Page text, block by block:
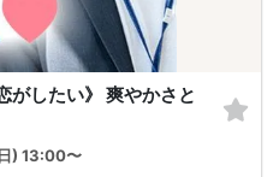
がしたい》 爽やかさと
) 13:00〜